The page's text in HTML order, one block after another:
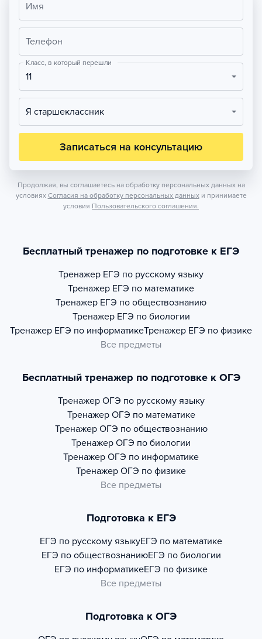
Имя
Телефон
Класс, в который перешли
11
Я старшеклассник
Записаться на консультацию
Продолжая, вы соглашаетесь на обработку персональных данных на
условиях Согласия на обработку персональных данных и принимаете
условия Пользовательского соглашения.
Бесплатный тренажер по подготовке к ЕГЭ
Тренажер ЕГЭ по русскому языку
Тренажер ЕГЭ по математике
Тренажер ЕГЭ по обществознанию
Тренажер ЕГЭ по биологии
Тренажер ЕГЭ по информатикеТренажер ЕГЭ по физике
Все предметы
Бесплатный тренажер по подготовке к ОГЭ
Тренажер ОГЭ по русскому языку
Тренажер ОГЭ по математике
Тренажер ОГЭ по обществознанию
Тренажер ОГЭ по биологии
Тренажер ОГЭ по информатике
Тренажер ОГЭ по физике
Все предметы
Подготовка к ЕГЭ
ЕГЭ по русскому языкуЕГЭ по математике
ЕГЭ по обществознаниюЕГЭ по биологии
ЕГЭ по информатикеЕГЭ по физике
Все предметы
Подготовка к ОГЭ